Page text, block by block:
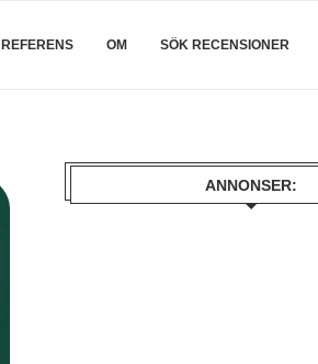
REFERENS OM SÖK RECENSIONER
ANNONSER: